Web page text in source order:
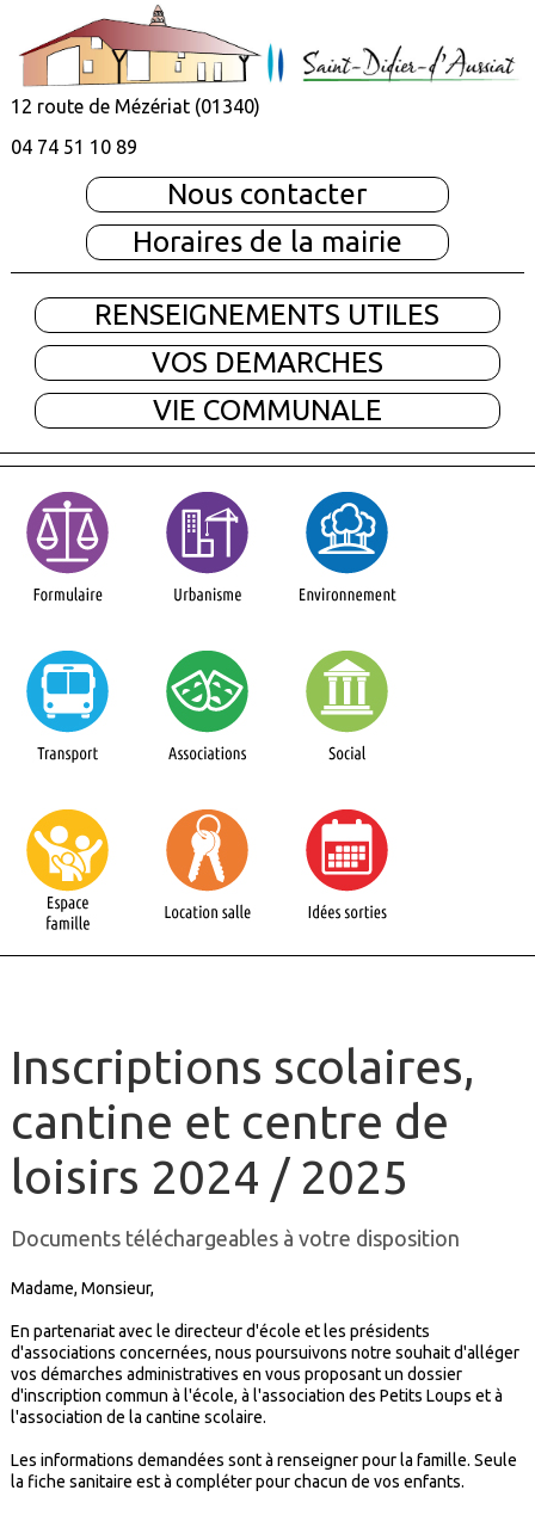
12 route de Mézériat (01340)
04 74 51 10 89
Nous contacter
Horaires de la mairie
RENSEIGNEMENTS UTILES
VOS DEMARCHES
VIE COMMUNALE
Inscriptions scolaires,
cantine et centre de
loisirs 2024 / 2025
Documents téléchargeables à votre disposition
Madame, Monsieur,
En partenariat avec le directeur d'école et les présidents
d'associations concernées, nous poursuivons notre souhait d'alléger
vos démarches administratives en vous proposant un dossier
d'inscription commun à l'école, à l'association des Petits Loups et à
l'association de la cantine scolaire.
Les informations demandées sont à renseigner pour la famille. Seule
la fiche sanitaire est à compléter pour chacun de vos enfants.